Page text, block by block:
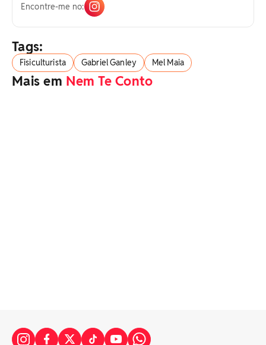
Encontre-me no:
Tags:
Fisiculturista Gabriel Ganley Mel Maia
Mais em Nem Te Conto